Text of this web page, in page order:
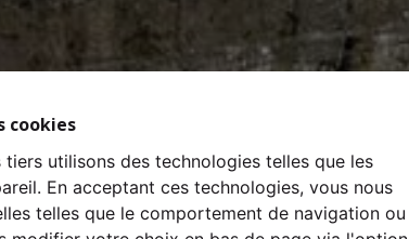
cookies
utilisons des technologies telles que les
En acceptant ces technologies, vous nous
telles que le comportement de navigation ou